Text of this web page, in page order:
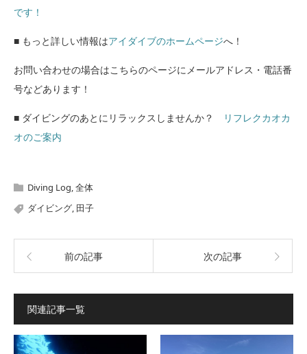
です！
■ もっと詳しい情報はアイダイブのホームページへ！
お問い合わせの場合はこちらのページにメールアドレス・電話番
号などあります！
■ ダイビングのあとにリラックスしませんか？
リフレクカオカ
オのご案内
Diving Log,全体
ダイビング, 田子
前の記事 次の記事
関連記事一覧